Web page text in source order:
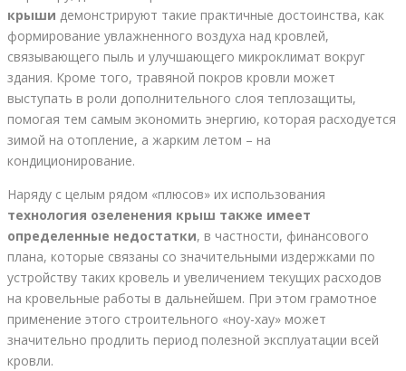
крыши демонстрируют такие практичные достоинства, как
формирование увлажненного воздуха над кровлей,
связывающего пыль и улучшающего микроклимат вокруг
здания. Кроме того, травяной покров кровли может
выступать в роли дополнительного слоя теплозащиты,
помогая тем самым экономить энергию, которая расходуется
зимой на отопление, а жарким летом – на
кондиционирование.
Наряду с целым рядом «плюсов» их использования
технология озеленения крыш также имеет
определенные недостатки, в частности, финансового
плана, которые связаны со значительными издержками по
устройству таких кровель и увеличением текущих расходов
на кровельные работы в дальнейшем. При этом грамотное
применение этого строительного «ноу-хау» может
значительно продлить период полезной эксплуатации всей
кровли.